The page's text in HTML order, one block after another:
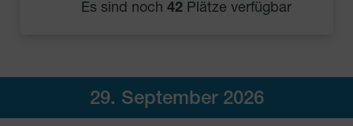
Es sind noch 42 Plätze verfügbar
29. September 2026